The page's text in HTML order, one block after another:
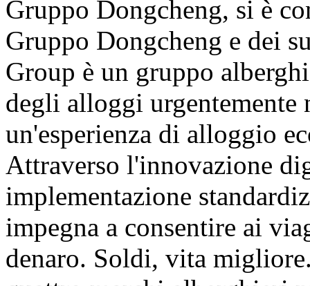
Gruppo Dongcheng, si è
Gruppo Dongcheng e dei
Group è un gruppo
degli alloggi urgentemente
un'esperienza di alloggio
Attraverso l'innovazione
implementazione
impegna a consentire ai
denaro. Soldi, vita